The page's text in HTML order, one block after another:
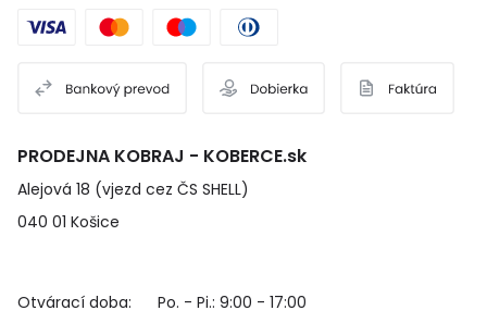
PRODEJNA KOBRAJ - KOBERCE.sk
Alejová 18 (vjezd cez ČS SHELL)
040 01 Košice
Otvárací doba:
Po. - Pi.: 9:00 - 17:00